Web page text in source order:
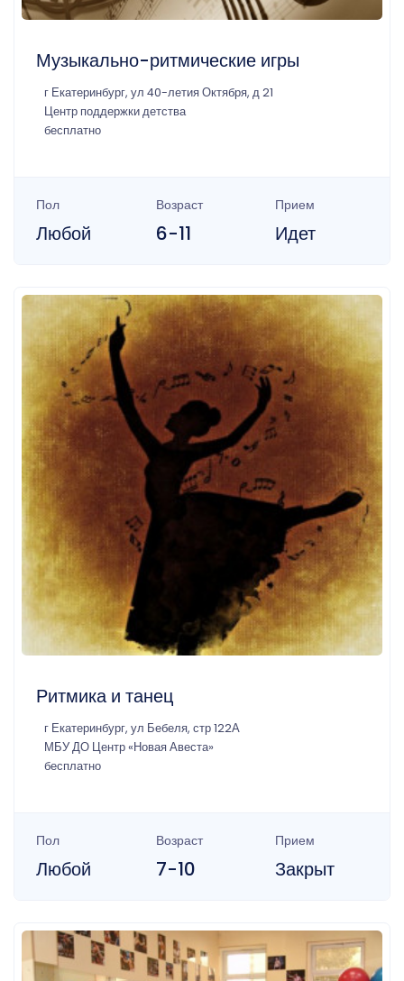
Музыкально-ритмические игры
г Екатеринбург, ул 40-летия Октября, д 21
Центр поддержки детства
бесплатно
Пол
Любой
Возраст
6-11
Прием
Идет
Ритмика и танец
г Екатеринбург, ул Бебеля, стр 122А
МБУ ДО Центр «Новая Авеста»
бесплатно
Пол
Любой
Возраст
7-10
Прием
Закрыт